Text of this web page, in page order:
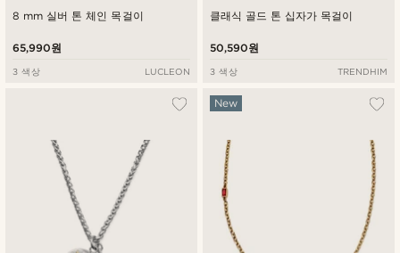
8 mm 실버 톤 체인 목걸이
65,990원
3 색상 LUCLEON
클래식 골드 톤 십자가 목걸이
50,590원
3 색상 TRENDHIM
New